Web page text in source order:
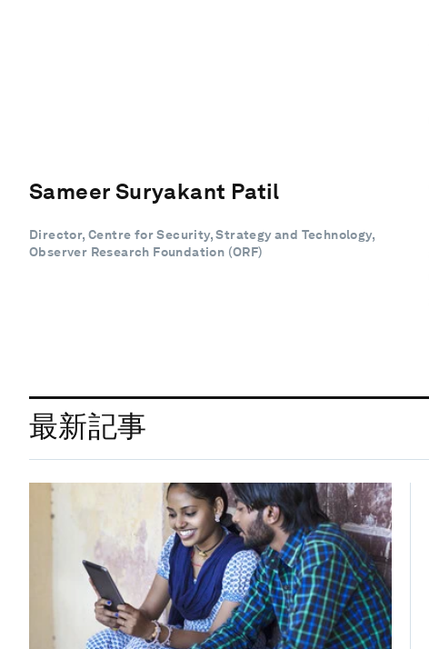
Sameer Suryakant Patil
Director, Centre for Security, Strategy and Technology,
Observer Research Foundation (ORF)
最新記事